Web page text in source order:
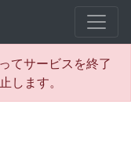
てサービスを終了
します。